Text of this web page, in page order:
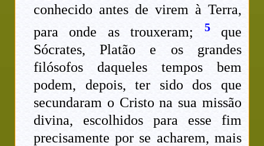
conhecido antes de virem à Terra,
para onde as trouxeram;
5que
Sócrates, Platão e os grandes
filósofos daqueles tempos bem
podem, depois, ter sido dos que
secundaram o Cristo na sua missão
divina, escolhidos para esse fim
precisamente por se acharem, mais